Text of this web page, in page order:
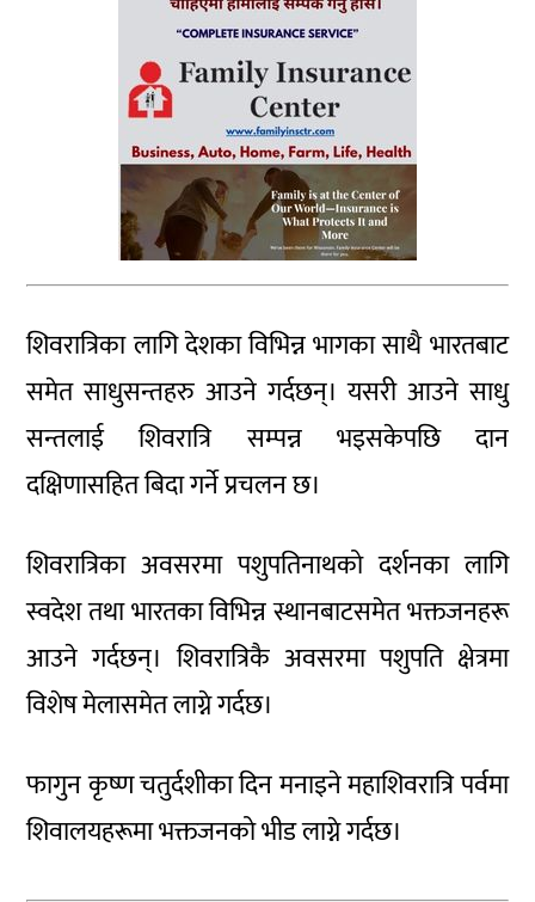
शिवरात्रिका लागि देशका विभिन्न भागका साथै भारतबाट
समेत साधुसन्तहरु आउने गर्दछन्। यसरी आउने साधु
सन्तलाई शिवरात्रि सम्पन्न भइसकेपछि दान
दक्षिणासहित बिदा गर्ने प्रचलन छ।
शिवरात्रिका अवसरमा पशुपतिनाथको दर्शनका लागि
स्वदेश तथा भारतका विभिन्न स्थानबाटसमेत भक्तजनहरू
आउने गर्दछन्। शिवरात्रिकै अवसरमा पशुपति क्षेत्रमा
विशेष मेलासमेत लाग्ने गर्दछ।
फागुन कृष्ण चतुर्दशीका दिन मनाइने महाशिवरात्रि पर्वमा
शिवालयहरूमा भक्तजनको भीड लाग्ने गर्दछ।